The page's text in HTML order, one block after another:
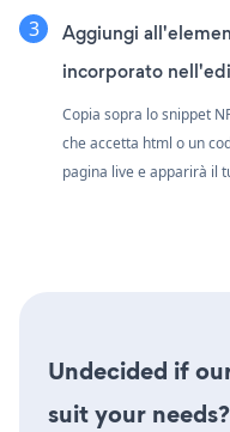
Aggiungi
incorporato
Copia sopra lo snippet
che accetta html o un
pagina live e apparirà il
Undecided if
suit your